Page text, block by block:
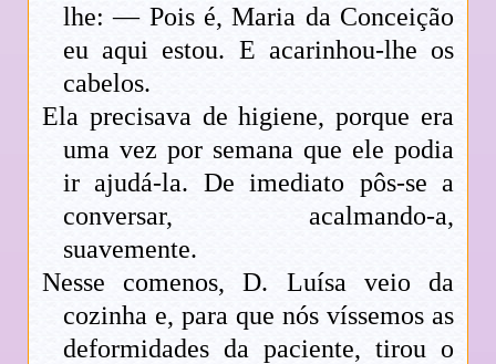
lhe: — Pois é, Maria da Conceição
eu aqui estou. E acarinhou-lhe os
cabelos.
Ela precisava de higiene, porque era
uma vez por semana que ele podia
ir ajudá-la. De imediato pôs-se a
conversar, acalmando-a,
suavemente.
Nesse comenos, D. Luísa veio da
cozinha e, para que nós víssemos as
deformidades da paciente, tirou o